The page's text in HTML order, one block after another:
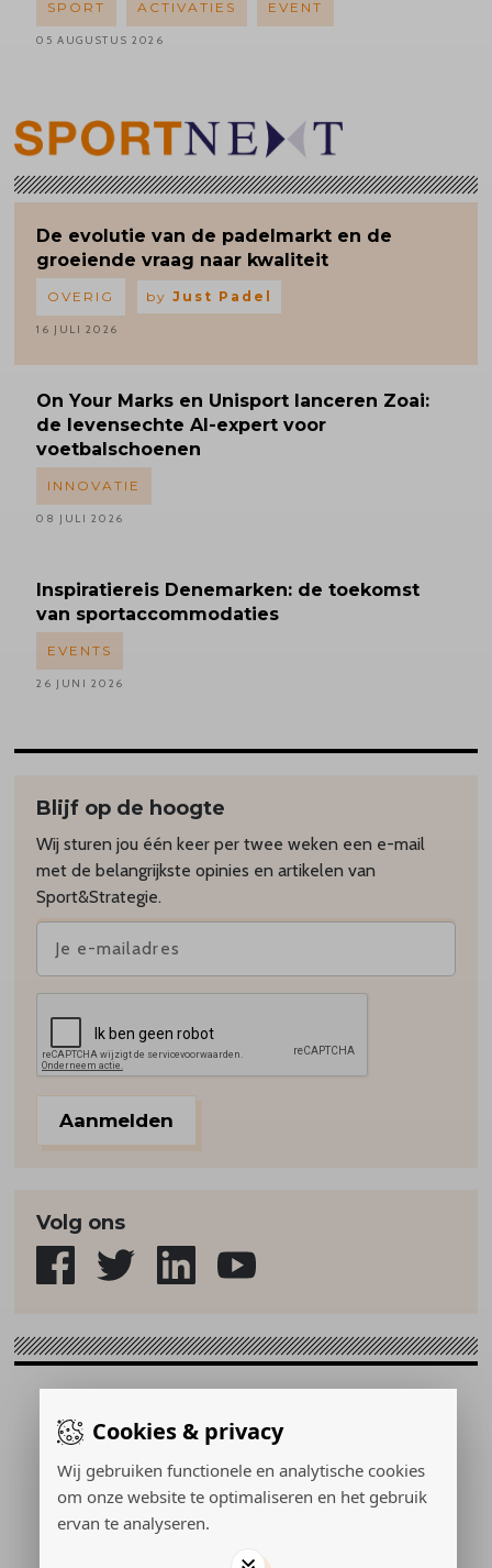
Cookies & privacy
Wij gebruiken functionele en analytische cookies
om onze website te optimaliseren en het gebruik
ervan te analyseren.
SPORT ACTIVATIES EVENT
05 AUGUSTUS 2026
De evolutie van de padelmarkt en de
groeiende vraag naar kwaliteit
OVERIG by Just Padel
16 JULI 2026
On Your Marks en Unisport lanceren Zoai:
de levensechte AI-expert voor
voetbalschoenen
INNOVATIE
08 JULI 2026
Inspiratiereis Denemarken: de toekomst
van sportaccommodaties
EVENTS
26 JUNI 2026
Blijf op de hoogte
Wij sturen jou één keer per twee weken een e-mail
met de belangrijkste opinies en artikelen van
Sport&Strategie.
Aanmelden
Volg ons
Gerealiseerd door:
PRIVACY POLICY